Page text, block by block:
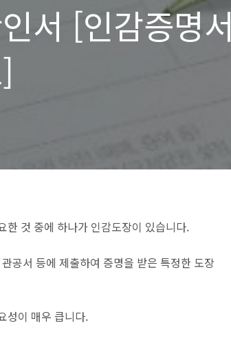
서 [인감증명서
한 것 중에 하나가 인감도장이 있습니다.
공서 등에 제출하여 증명을 받은 특정한 도장
성이 매우 큽니다.